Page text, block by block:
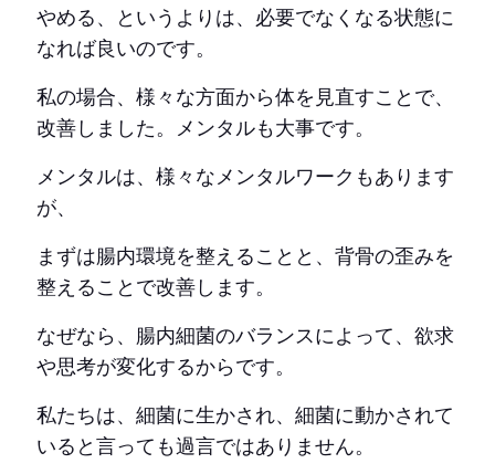
やめる、というよりは、必要でなくなる状態に
なれば良いのです。
私の場合、様々な方面から体を見直すことで、
改善しました。メンタルも大事です。
メンタルは、様々なメンタルワークもあります
が、
まずは腸内環境を整えることと、背骨の歪みを
整えることで改善します。
なぜなら、腸内細菌のバランスによって、欲求
や思考が変化するからです。
私たちは、細菌に生かされ、細菌に動かされて
いると言っても過言ではありません。